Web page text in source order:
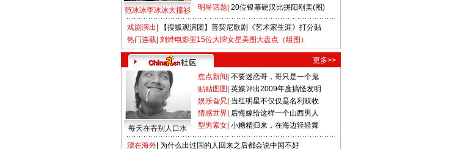
范冰冰李冰冰大撞衫
明星话题 20位银幕硬汉比拼阳刚美(图)
戏剧演出
【搜狐观演团】普契尼歌剧《艺术家生涯》打分贴
热门连载 刘烨电影里15位大牌女星美图大盘点（组图）
更多>>
每天在吞别人口水
焦点新闻 不要迷恋哥，哥只是一个鬼
贴贴图图 英媒评出2009年度搞怪发明
娱乐旮旯 当红明星不仅仅是名利双收
情感世界 后悔嫁给这样一个山西男人
型男索女 小糖精归来，在海边轻轻舞
漂在海外 为什么出过国的人回来之后都会说中国不好